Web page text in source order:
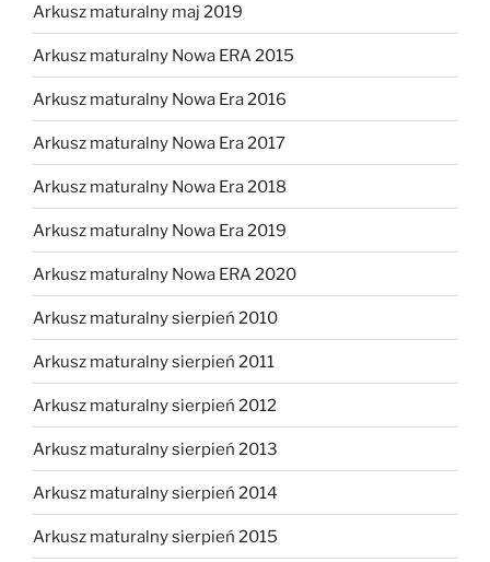
Arkusz maturalny maj 2019
Arkusz maturalny Nowa ERA 2015
Arkusz maturalny Nowa Era 2016
Arkusz maturalny Nowa Era 2017
Arkusz maturalny Nowa Era 2018
Arkusz maturalny Nowa Era 2019
Arkusz maturalny Nowa ERA 2020
Arkusz maturalny sierpień 2010
Arkusz maturalny sierpień 2011
Arkusz maturalny sierpień 2012
Arkusz maturalny sierpień 2013
Arkusz maturalny sierpień 2014
Arkusz maturalny sierpień 2015